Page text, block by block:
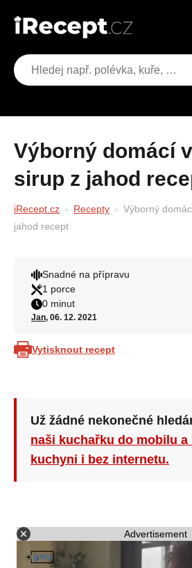
Výborný domácí vitamínový
sirup z jahod
iRecept.cz Recepty
Výborný
jahod recept
Snadné na přípravu
1 porce
0 minut
Jan, 06. 12. 2021
Vytisknout recept
Už žádné nekonečné
naši kuchařku do mobilu a
kuchyni i bez internetu.
Advertisement